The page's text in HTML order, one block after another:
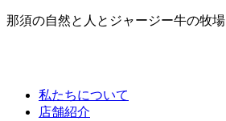
那須の自然と人とジャージー牛の牧場
私たちについて
店舗紹介